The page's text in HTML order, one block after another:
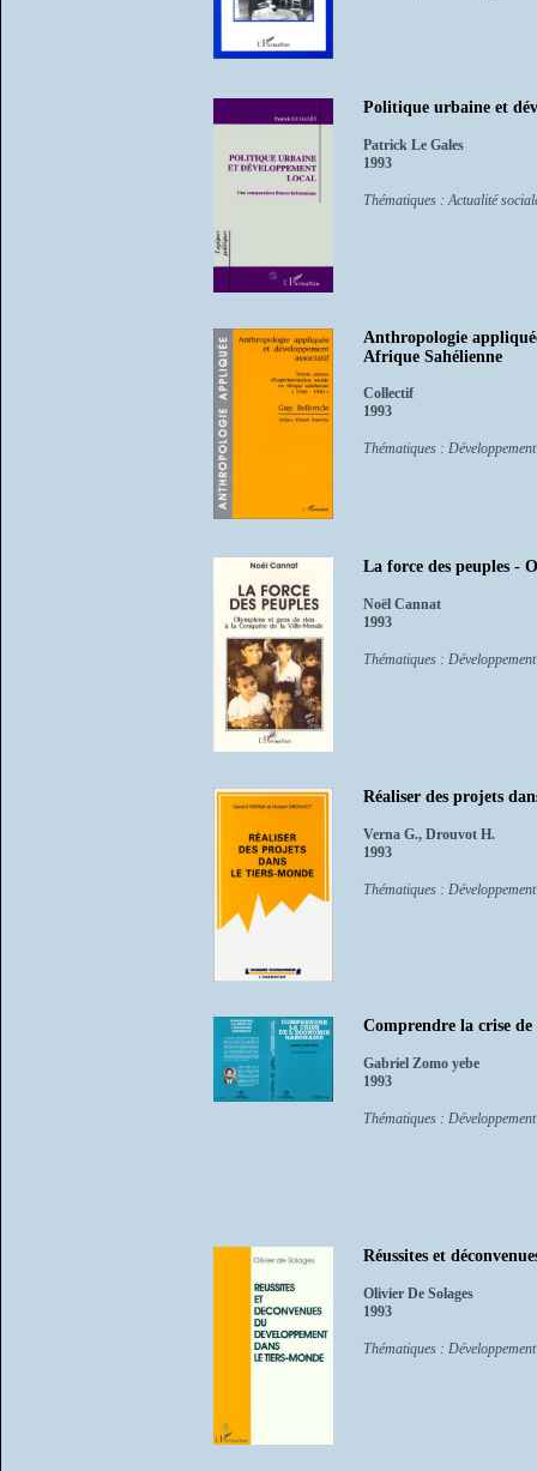
Politique urbaine et
Patrick Le Gales
1993
Thématiques : Actualité
Anthropologie
Afrique Sahélienne
Collectif
1993
Thématiques : Développement
La force des peuples -
Noël Cannat
1993
Thématiques : Développement
Réaliser des projets
Verna G., Drouvot H.
1993
Thématiques : Développement
Comprendre la crise de
Gabriel Zomo yebe
1993
Thématiques : Développement
Réussites et
Olivier De Solages
1993
Thématiques : Développement